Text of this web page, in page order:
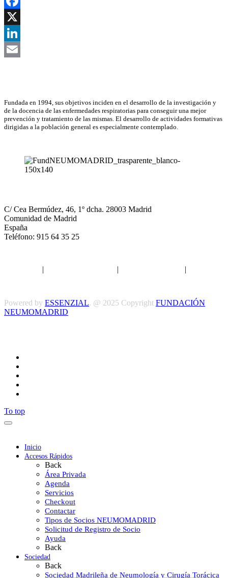
Facebook
X
LinkedIn
Fundada en 1994, sus objetivos inciden en el desarrollo de la investigación y
de la docencia de las enfermedades respiratorias para conseguir una mejor
prevención y tratamiento de las mismas. El desarrollo de actividades formativas
dirigidas a la población general es especialmente contemplado.
C/ Cea Bermúdez, 46, 1º dcha. 28003 Madrid
Comunidad de Madrid
España
Teléfono: 915 64 35 25
Powered by ESSENZIAL. @ 2025 Copyright FUNDACIÓN
NEUMOMADRID
To top
Inicio
Accesos Rápidos
Back
Área Privada
Agenda
Servicios
Checkout
Contactar
Tipos de Socios NEUMOMADRID
Solicitud de Registro de Socio
Ayuda
Back
Sociedad
Back
Sociedad Madrileña de Neumología y Cirugía Torácica